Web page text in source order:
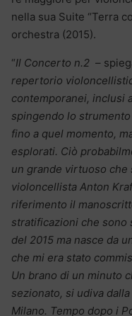
nella sua Suite “Terra
orchestra (2015).
“Il Concerto n.2 –
repertorio
contemporanei, inclusi
spingendo lo
fino a quel momento,
esplorati. Ciò
un grande virtuoso che
violoncellista Anton
riferimento il
stratificazioni che sono
del 2015 ma nasce da
che mi era stato
Un brano di un minuto
sezionato, si udiva
Milano. Tempo dopo i